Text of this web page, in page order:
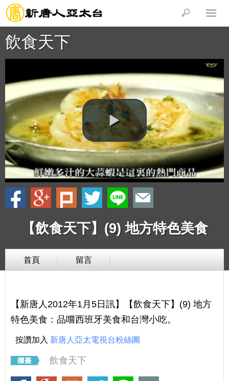
飲食天下
【飲食天下】(9) 地方特色美食
首頁 留言
【新唐人2012年1月5日訊】【飲食天下】(9) 地方
特色美食：品嚐西班牙美食和台灣小吃。
按讚加入 新唐人亞太電視台粉絲團
飲食天下